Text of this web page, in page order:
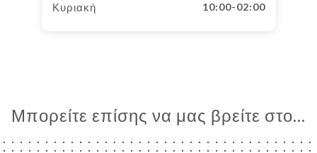
Κυριακή 10:00-02:00
Μπορείτε επίσης να μας βρείτε στο...